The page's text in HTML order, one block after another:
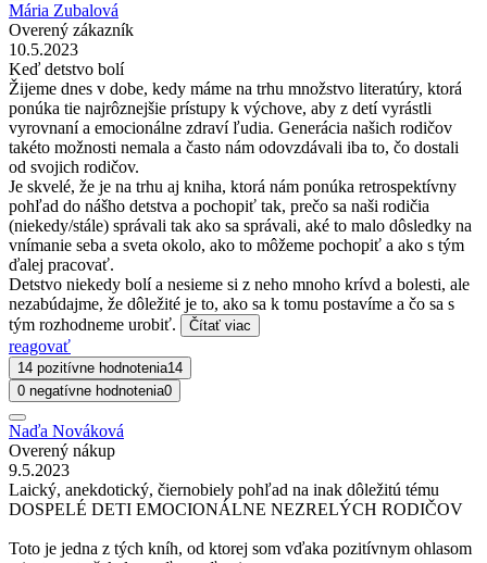
Mária Zubalová
Overený zákazník
10.5.2023
Keď detstvo bolí
Žijeme dnes v dobe, kedy máme na trhu množstvo literatúry, ktorá
ponúka tie najrôznejšie prístupy k výchove, aby z detí vyrástli
vyrovnaní a emocionálne zdraví ľudia. Generácia našich rodičov
takéto možnosti nemala a často nám odovzdávali iba to, čo dostali
od svojich rodičov.
Je skvelé, že je na trhu aj kniha, ktorá nám ponúka retrospektívny
pohľad do nášho detstva a pochopiť tak, prečo sa naši rodičia
(niekedy/stále) správali tak ako sa správali, aké to malo dôsledky na
vnímanie seba a sveta okolo, ako to môžeme pochopiť a ako s tým
ďalej pracovať.
Detstvo niekedy bolí a nesieme si z neho mnoho krívd a bolesti, ale
nezabúdajme, že dôležité je to, ako sa k tomu postavíme a čo sa s
tým rozhodneme urobiť.
Čítať viac
reagovať
14 pozitívne hodnotenia14
0 negatívne hodnotenia0
Naďa Nováková
Overený nákup
9.5.2023
Laický, anekdotický, čiernobiely pohľad na inak dôležitú tému
DOSPELÉ DETI EMOCIONÁLNE NEZRELÝCH RODIČOV
Toto je jedna z tých kníh, od ktorej som vďaka pozitívnym ohlasom